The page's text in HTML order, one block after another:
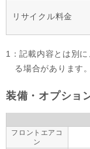
リサイクル料金
1：記載内容とは別
る場合があります
装備・オプショ
フロントエアコ
ン